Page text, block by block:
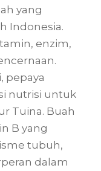
yang
Indonesia.
enzim,
pepaya
nutrisi untuk
Tuina. Buah
B yang
tubuh,
dalam